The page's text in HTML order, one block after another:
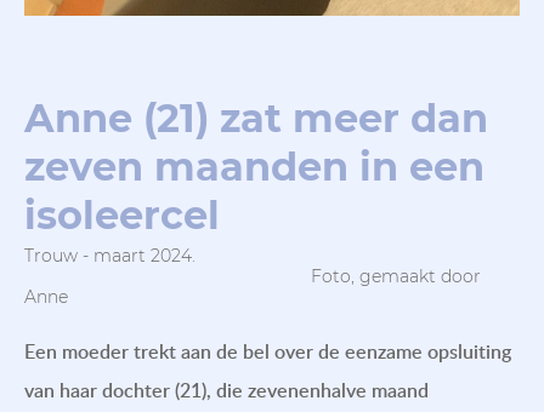
Anne (21) zat meer dan
zeven maanden in een
isoleercel
Trouw - maart 2024.
Foto, gemaakt door
Anne
Een moeder trekt aan de bel over de eenzame opsluiting
van haar dochter (21), die zevenenhalve maand